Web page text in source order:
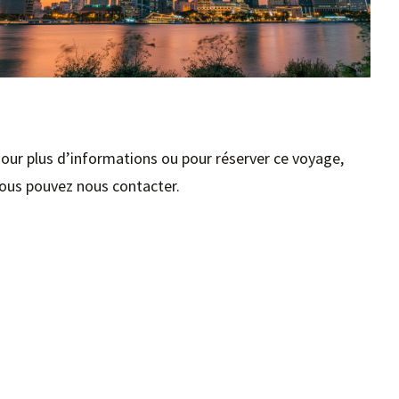
plus d’informations ou pour réserver ce voyage,
pouvez nous contacter.